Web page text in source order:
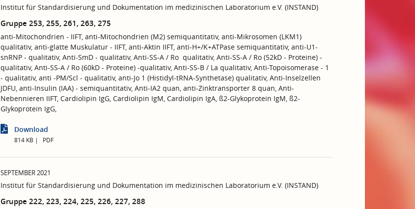
Institut für Standardisierung und Dokumentation im medizinischen Laboratorium e.V. (INSTAND)
Gruppe 253, 255, 261, 263, 275
anti-Mitochondrien - IIFT, anti-Mitochondrien (M2) semiquantitativ, anti-Mikrosomen (LKM1)
qualitativ, anti-glatte Muskulatur - IIFT, anti-Aktin IIFT, anti-H+/K+ATPase semiquantitativ, anti-U1-
snRNP - qualitativ, Anti-SmD - qualitativ, Anti-SS-A / Ro qualitativ, Anti-SS-A / Ro (52kD - Proteine) -
qualitativ, Anti-SS-A / Ro (60kD - Proteine) -qualitativ, Anti-SS-B / La qualitativ, Anti-Topoisomerase - 1
- qualitativ, anti -PM/Scl - qualitativ, anti-Jo 1 (Histidyl-tRNA-Synthetase) qualitativ, Anti-Inselzellen
JDFU, anti-Insulin (IAA) - semiquantitativ, Anti-IA2 quan, anti-Zinktransporter 8 quan, Anti-
Nebennieren IIFT, Cardiolipin IgG, Cardiolipin IgM, Cardiolipin IgA, ß2-Glykoprotein IgM, ß2-
Glykoprotein IgG,
Download
814 KB PDF
SEPTEMBER 2021
Institut für Standardisierung und Dokumentation im medizinischen Laboratorium e.V. (INSTAND)
Gruppe 222, 223, 224, 225, 226, 227, 288